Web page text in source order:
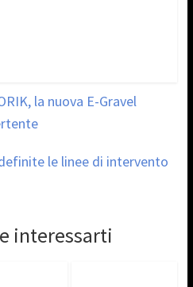
la nuova E-Gravel
le linee di intervento
interessarti